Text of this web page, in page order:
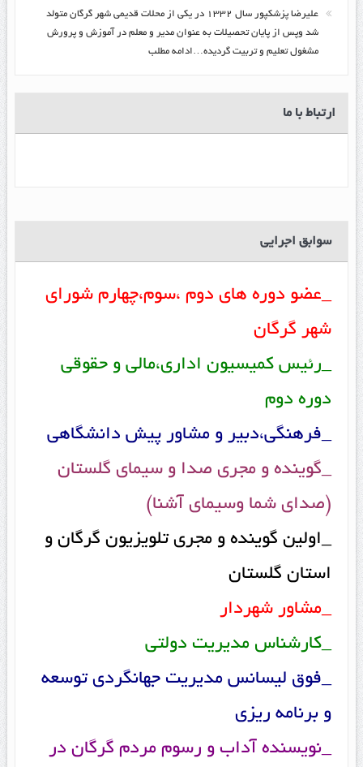
عليرضا پزشكپور سال ۱۳۳۲ در یکی از محلات قدیمی شهر گرگان متولد
شد وپس از پایان تحصیلات به عنوان مدیر و معلم در آموزش و پرورش
مشغول تعلیم و تربیت گرديده…ادامه مطلب
ارتباط با ما
سوابق اجرایی
_عضو دوره های دوم ،سوم،چهارم شورای
شهر گرگان
_رئیس کمیسیون اداری،مالی و حقوقی
دوره دوم
_فرهنگی،دبیر و مشاور پیش دانشگاهی
_گوینده و مجری صدا و سیمای گلستان
(صدای شما وسیمای آشنا)
_اولین گوینده و مجری تلویزیون گرگان و
استان گلستان
_مشاور شهردار
_کارشناس مدیریت دولتی
_فوق لیسانس مدیریت جهانگردی توسعه
و برنامه ریزی
_نویسنده آداب و رسوم مردم گرگان در